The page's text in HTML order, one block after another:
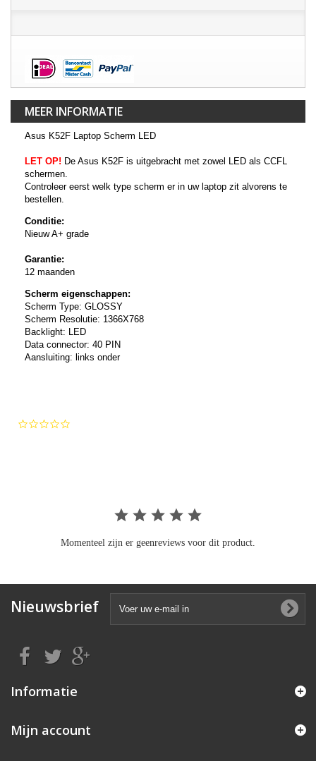
MEER INFORMATIE
Asus K52F Laptop Scherm LED
LET OP! De Asus K52F is uitgebracht met zowel LED als CCFL
schermen.
Controleer eerst welk type scherm er in uw laptop zit alvorens te
bestellen.
Conditie:
Nieuw A+ grade
Garantie:
12 maanden
Scherm eigenschappen:
Scherm Type: GLOSSY
Scherm Resolutie: 1366X768
Backlight: LED
Data connector: 40 PIN
Aansluiting: links onder
Momenteel zijn er geenreviews voor dit product.
Nieuwsbrief
Informatie
Mijn account